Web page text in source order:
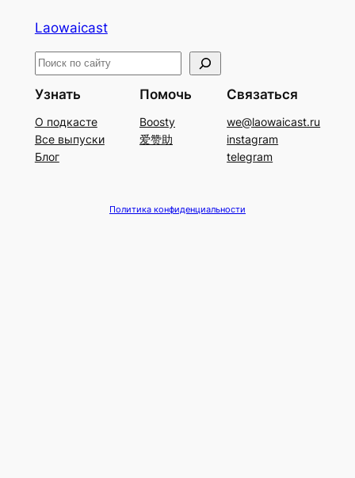
Laowaicast
П
и
с
к
Узнать
О подкасте
Все выпуски
Блог
Помочь
Boosty
爱赞助
Связаться
we@laowaicast.ru
instagram
telegram
Политика конфиденциальности